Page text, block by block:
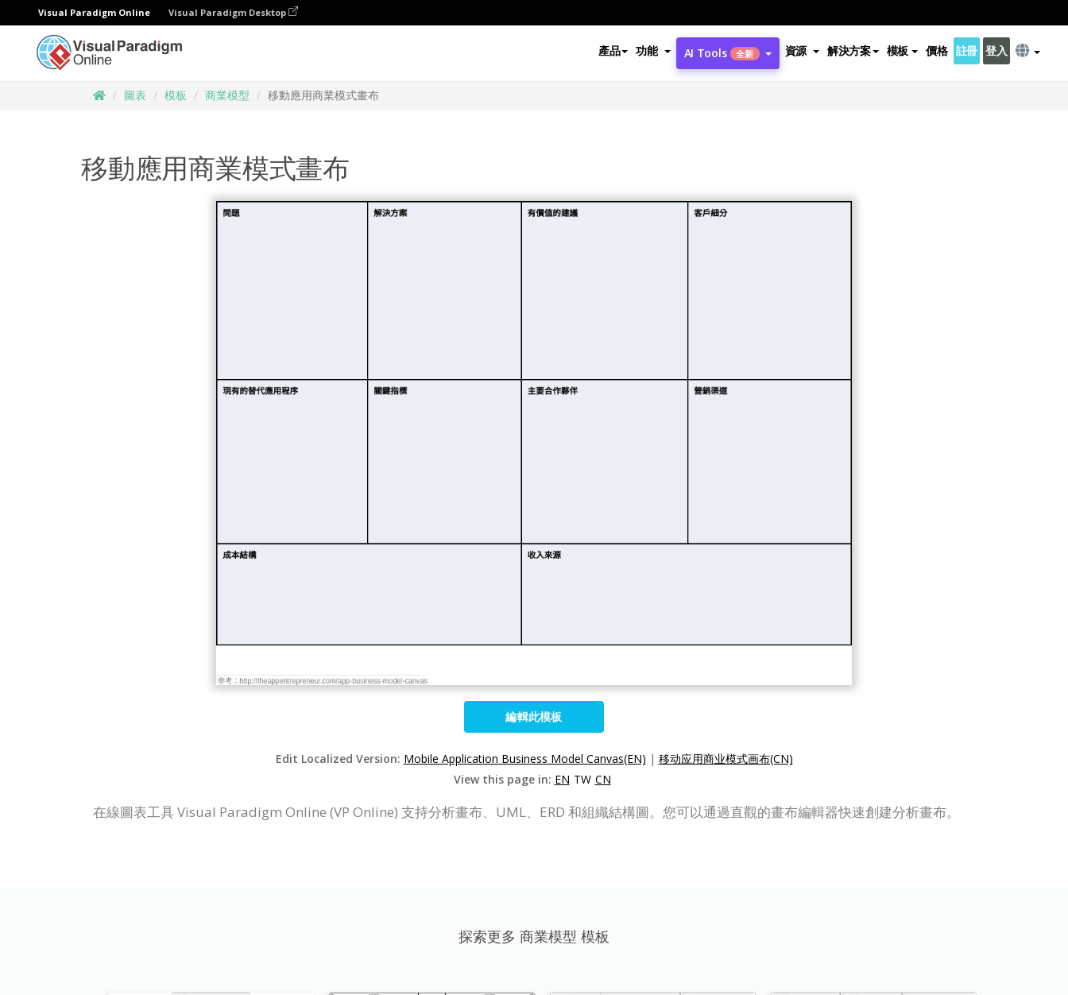
Visual Paradigm Online Visual Paradigm Desktop
產品 功能 AI Tools 全新 資源 解決方案 模板 價格 註冊 登入
圖表 模板 商業模型 移動應用商業模式畫布
移動應用商業模式畫布
編輯此模板
Edit Localized Version: Mobile Application Business Model Canvas(EN) | 移动应用商业模式画布(CN)
View this page in: EN TW CN
在線圖表工具 Visual Paradigm Online (VP Online) 支持分析畫布、UML、ERD 和組織結構圖。您可以通過直觀的畫布編輯器快速創建分析畫布。
探索更多 商業模型 模板